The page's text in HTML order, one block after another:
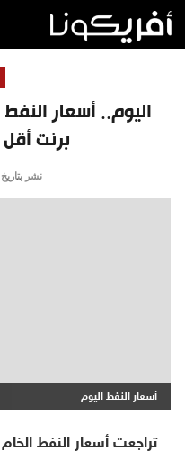
برنت أقل من 90
نشر
أسعار النفط اليوم